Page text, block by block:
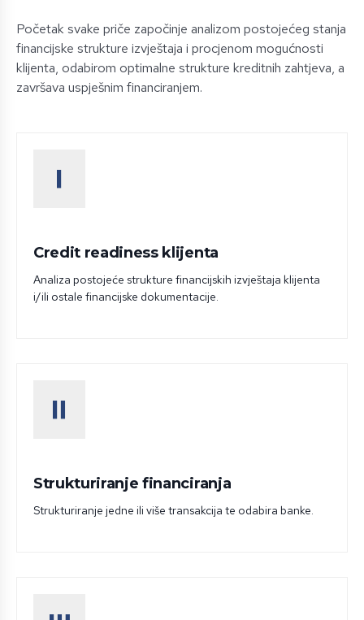
Početak svake priče započinje analizom postojećeg stanja
financijske strukture izvještaja i procjenom mogućnosti
klijenta, odabirom optimalne strukture kreditnih zahtjeva, a
završava uspješnim financiranjem.
Credit readiness klijenta
Analiza postojeće strukture financijskih izvještaja klijenta
i/ili ostale financijske dokumentacije.
Strukturiranje financiranja
Strukturiranje jedne ili više transakcija te odabira banke.